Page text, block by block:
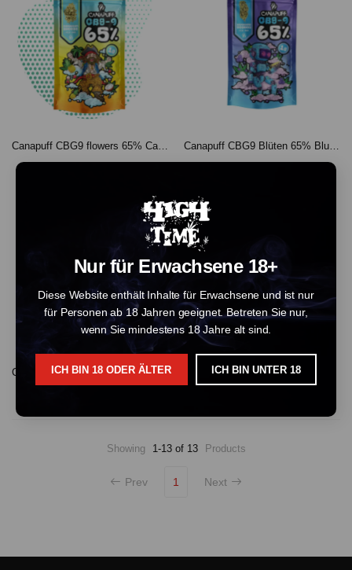
Nur für Erwachsene 18+
Diese Website enthält Inhalte für Erwachsene und ist nur
für Personen ab 18 Jahren geeignet. Betreten Sie nur,
wenn Sie mindestens 18 Jahre alt sind.
ICH BIN 18 ODER ÄLTER ICH BIN UNTER 18
Canapuff Weißer Trüffel 60% - 10-OH-THC Blüten (1g)
Showing 1-13 of 13 Products
Prev 1 Next